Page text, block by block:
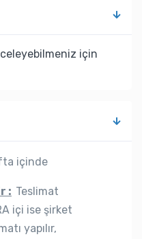
için
içinde
: Teslimat
içi ise şirket
yapılır,